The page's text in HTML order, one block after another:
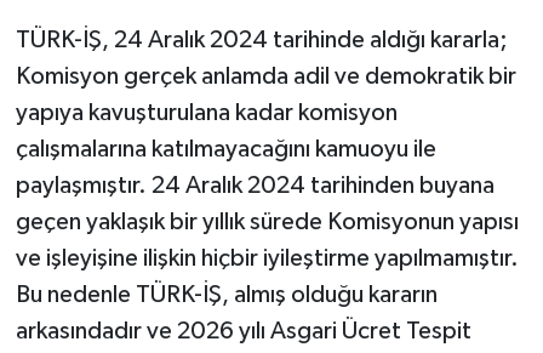
TÜRK-İŞ, 24 Aralık 2024 tarihinde aldığı kararla;
Komisyon gerçek anlamda adil ve demokratik bir
yapıya kavuşturulana kadar komisyon
çalışmalarına katılmayacağını kamuoyu ile
paylaşmıştır. 24 Aralık 2024 tarihinden buyana
geçen yaklaşık bir yıllık sürede Komisyonun yapısı
ve işleyişine ilişkin hiçbir iyileştirme yapılmamıştır.
Bu nedenle TÜRK-İŞ, almış olduğu kararın
arkasındadır ve 2026 yılı Asgari Ücret Tespit